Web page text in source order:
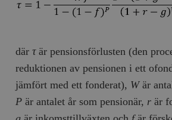
därτär pensionsförlusten (den
reduktionen av pensionen i ett
jämfört med ett fonderat), Wär
P är antalet år som pensionär, r är